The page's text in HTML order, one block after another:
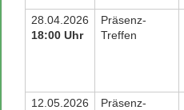
28.04.2026
18:00 Uhr
Präsenz-
Treffen
12.05.2026
Präsenz-